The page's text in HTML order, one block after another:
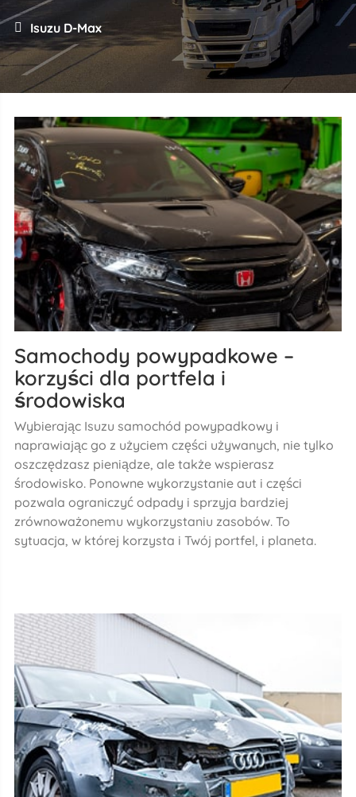
Isuzu D-Max
Samochody powypadkowe –
korzyści dla portfela i
środowiska
Wybierając Isuzu samochód powypadkowy i
naprawiając go z użyciem części używanych, nie tylko
oszczędzasz pieniądze, ale także wspierasz
środowisko. Ponowne wykorzystanie aut i części
pozwala ograniczyć odpady i sprzyja bardziej
zrównoważonemu wykorzystaniu zasobów. To
sytuacja, w której korzysta i Twój portfel, i planeta.